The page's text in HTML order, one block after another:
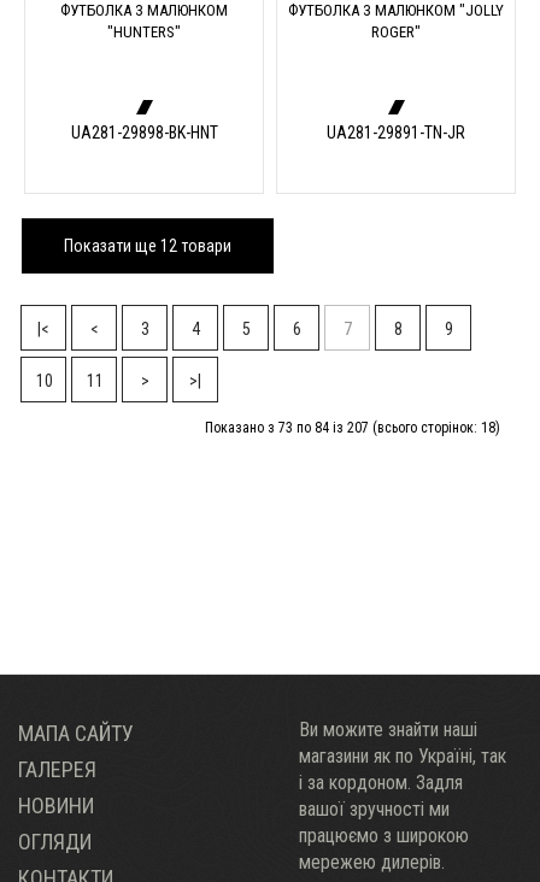
ФУТБОЛКА З МАЛЮНКОМ
"HUNTERS"
UA281-29898-BK-HNT
ФУТБОЛКА З МАЛЮНКОМ "JOLLY
ROGER"
UA281-29891-TN-JR
Показати ще 12 товари
|< < 3 4 5 6 7 8 9
10 11 > >|
Показано з 73 по 84 із 207 (всього сторінок: 18)
МАПА САЙТУ
ГАЛЕРЕЯ
НОВИНИ
ОГЛЯДИ
Ви можите знайти наші
магазини як по Украïні, так
і за кордоном. Задля
вашої зручності ми
працюємо з широкою
мережею дилерів.